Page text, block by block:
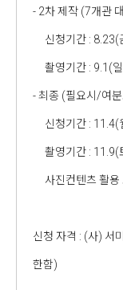
- 2차 제작 (7개관
신청기간 : 8.23(
촬영기간 : 9.1(
- 최종 (필요시/여
신청기간 : 11.4(
촬영기간 : 11.9(
사진컨텐츠 활용
신청 자격 : (사) 서
한함)